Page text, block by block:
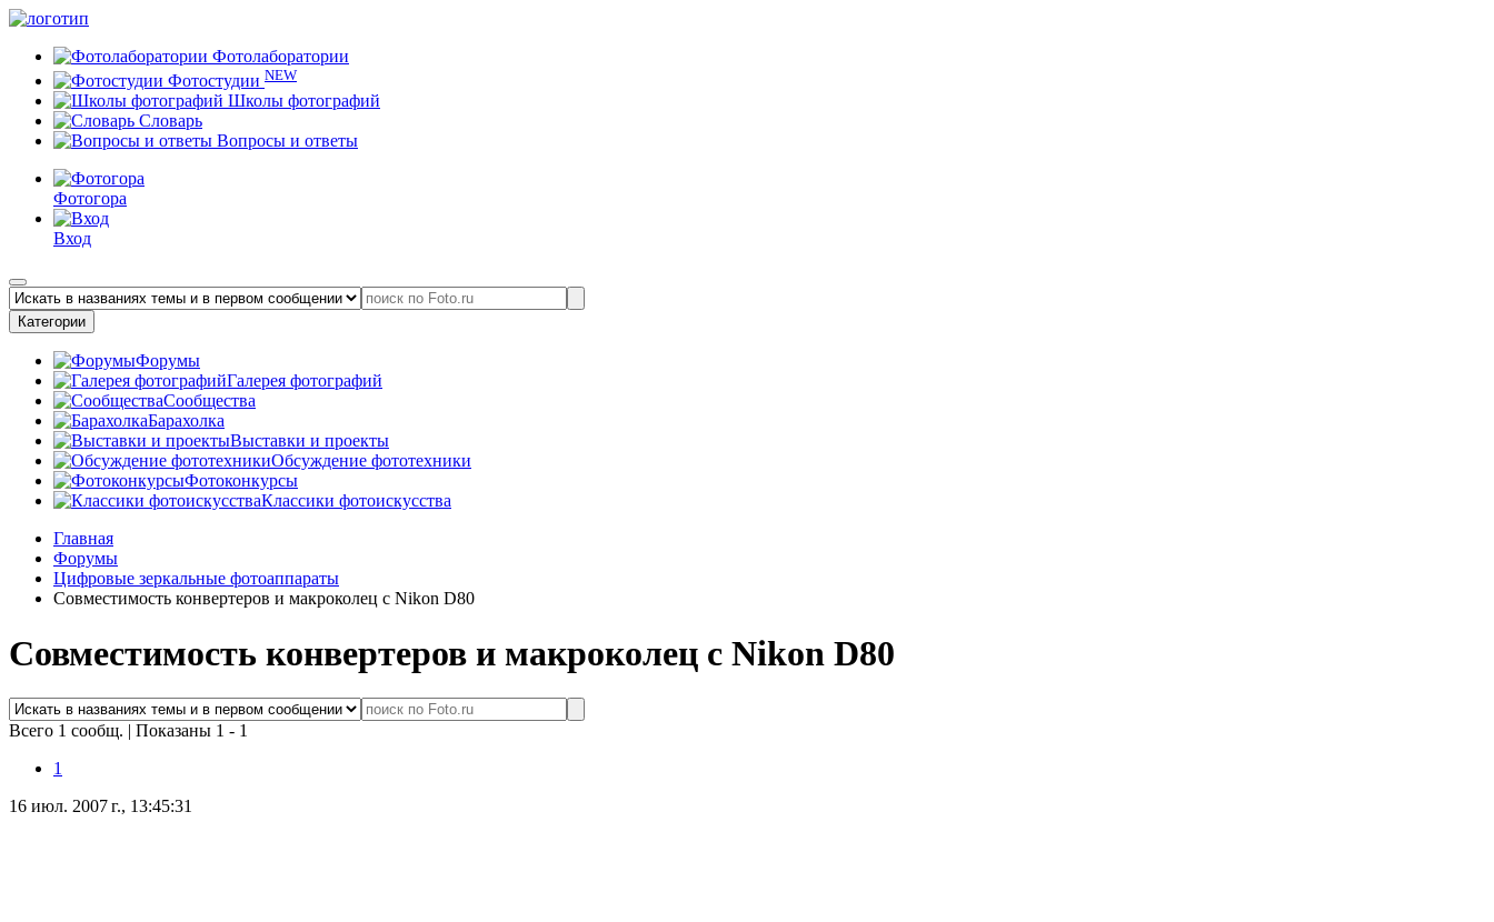
Фотолаборатории
Фотостудии NEW
Школы фотографий
Словарь
Вопросы и ответы
Фотогора
Вход
Категории
Форумы
Галерея фотографий
Сообщества
Барахолка
Выставки и проекты
Обсуждение фототехники
Фотоконкурсы
Классики фотоискусства
Главная
Форумы
Цифровые зеркальные фотоаппараты
Совместимость конвертеров и макроколец с Nikon D80
Совместимость конвертеров и макроколец с Nikon D80
Всего 1 сообщ. | Показаны 1 - 1
1
16 июл. 2007 г., 13:45:31